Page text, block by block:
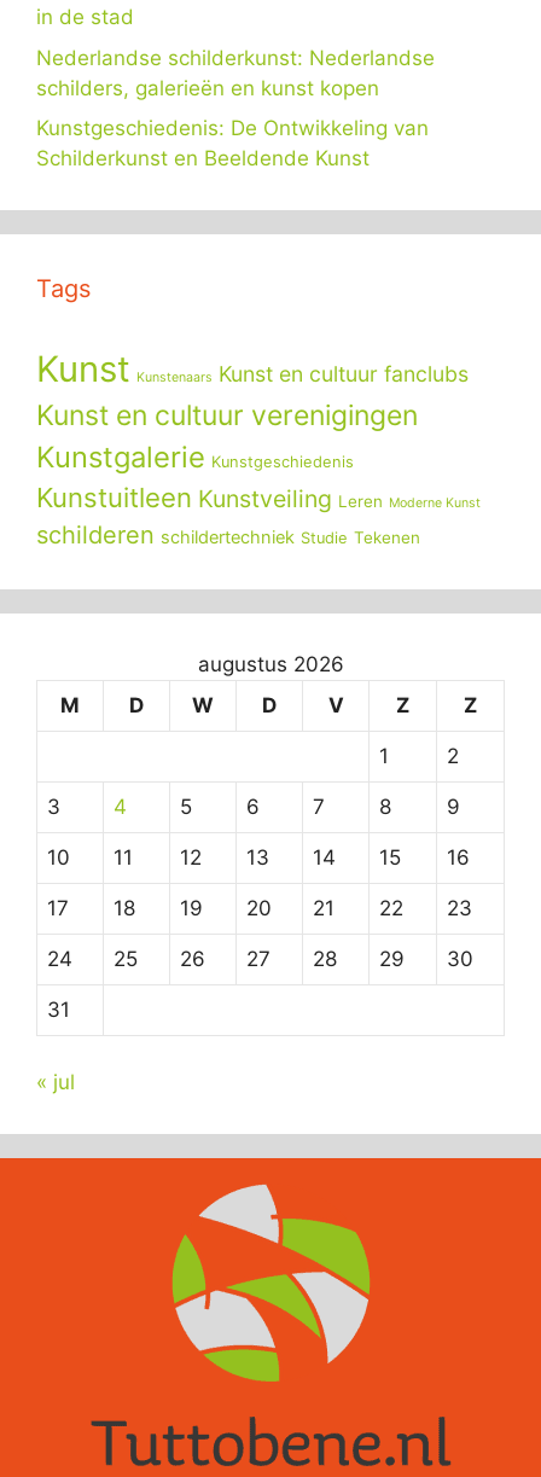
in de stad
Nederlandse schilderkunst: Nederlandse
schilders, galerieën en kunst kopen
Kunstgeschiedenis: De Ontwikkeling van
Schilderkunst en Beeldende Kunst
Tags
Kunst Kunstenaars Kunst en cultuur fanclubs
Kunst en cultuur verenigingen
Kunstgalerie Kunstgeschiedenis
Kunstuitleen Kunstveiling Leren Moderne Kunst
schilderen schildertechniek Studie Tekenen
augustus 2026
M
D W D V Z Z
1 2
3 4 5 6 7 8 9
10 11 12 13 14 15 16
17 18 19 20 21 22 23
24 25 26 27 28 29 30
31
« jul